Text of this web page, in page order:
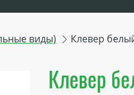
виды) Клевер
Клевер